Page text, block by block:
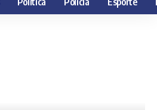
fonte